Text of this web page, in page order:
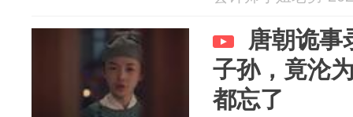
唐朝诡事
子孙，竟沦
都忘了